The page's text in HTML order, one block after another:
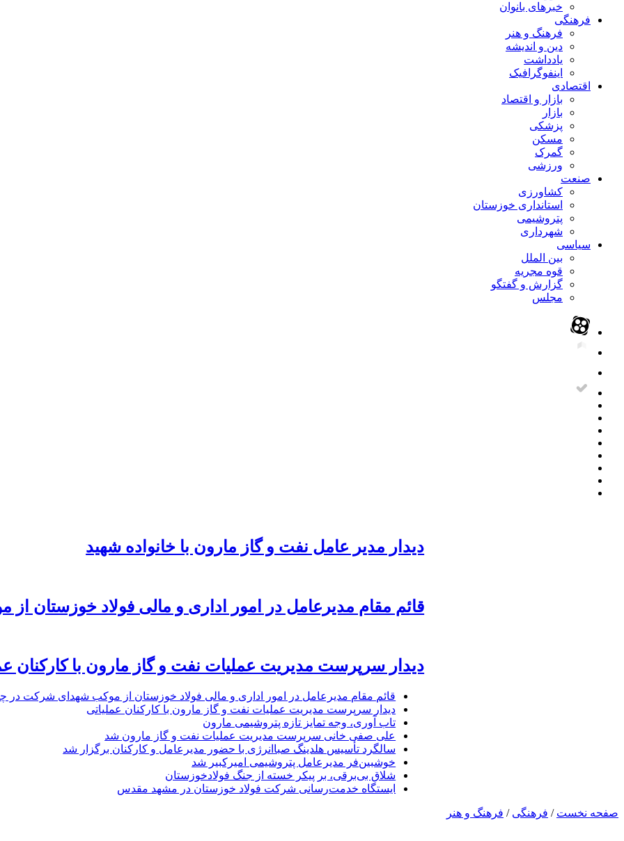
خبرهای بانوان
فرهنگی
فرهنگ و هنر
دین و اندیشه
یادداشت
اینفوگرافیک
اقتصادی
بازار و اقتصاد
بازار
پزشکی
مسکن
گمرک
ورزشی
صنعت
کشاورزی
استانداری خوزستان
پتروشیمی
شهرداری
سیاسی
بین الملل
قوه مجریه
گزارش و گفتگو
مجلس
دیدار مدیر عامل نفت و گاز مارون با خانواده شهید
قائم مقام مدیرعامل در امور اداری و مالی فولاد خوزستان
دیدار سرپرست مدیریت عملیات نفت و گاز مارون با کارکنان
قائم مقام مدیرعامل در امور اداری و مالی فولاد خوزستان از موکب شهدای شرکت در
دیدار سرپرست مدیریت عملیات نفت و گاز مارون با کارکنان عملیاتی
تاب آوری، وجه تمایز تازه پتروشیمی مارون
علی صفی خانی سرپرست مدیریت عملیات نفت و گاز مارون شد
سالگرد تأسیس هلدینگ صباانرژی با حضور مدیرعامل و کارکنان برگزار شد
خوشبین‌فر مدیرعامل پتروشیمی امیرکبیر شد
شلاق‌ بی‌برقی، بر پیکر خسته‌ از جنگ فولادخوزستان
ایستگاه خدمت‌رسانی شرکت فولاد خوزستان در مشهد مقدس
صفحه نخست / فرهنگی / فرهنگ و هنر